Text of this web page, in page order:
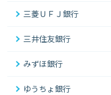
三菱ＵＦＪ銀行
三井住友銀行
みずほ銀行
ゆうちょ銀行